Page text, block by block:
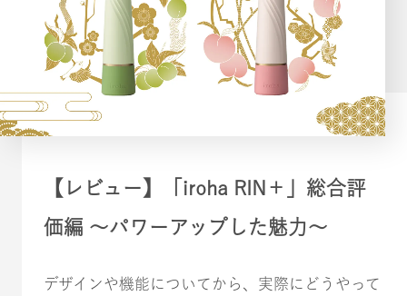
【レビュー】「iroha RIN＋」総合評
価編 〜パワーアップした魅力〜
デザインや機能についてから、実際にどうやって